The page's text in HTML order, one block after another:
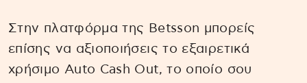
Στην πλατφόρμα της Betsson μπορείς
επίσης να αξιοποιήσεις το εξαιρετικά
χρήσιμο Auto Cash Out, το οποίο σου